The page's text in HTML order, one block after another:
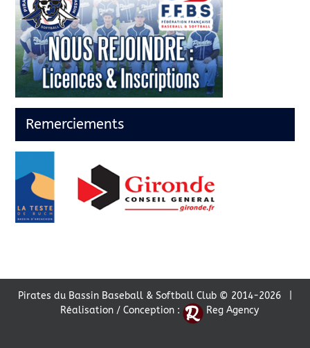
Remerciements
Pirates du Bassin Baseball & Softball Club © 2014-2026 |
Réalisation / Conception :
Reg Agency